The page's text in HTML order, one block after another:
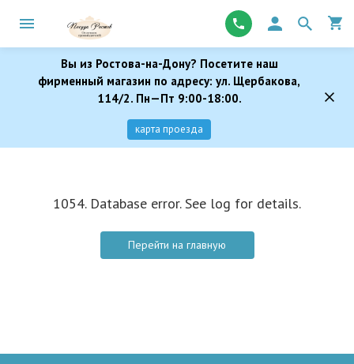
Вы из Ростова-на-Дону? Посетите наш
фирменный магазин по адресу: ул. Щербакова,
114/2. Пн—Пт 9:00-18:00.
карта проезда
1054. Database error. See log for details.
Перейти на главную